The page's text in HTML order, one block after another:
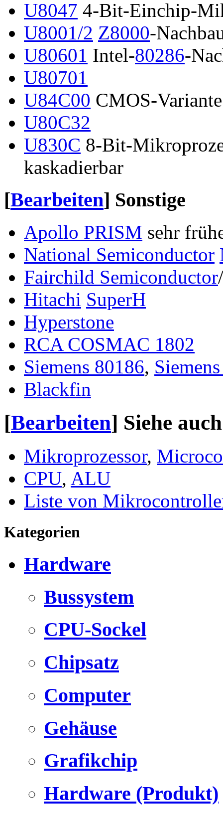
U8047 4-Bit-Einchip-
U8001/2 Z8000-
U80601 Intel-80286-
U80701
U84C00 CMOS-
U80C32
U830C 8-Bit-
kaskadierbar
[Bearbeiten] Sonstige
Apollo PRISM sehr
National Semiconductor
Fairchild Semiconductor/
Hitachi SuperH
Hyperstone
RCA COSMAC 1802
Siemens 80186,
Blackfin
[Bearbeiten] Siehe auch
Mikroprozessor,
CPU, ALU
Liste von
Kategorien
Hardware
Bussystem
CPU-Sockel
Chipsatz
Computer
Gehäuse
Grafikchip
Hardware (Produkt)